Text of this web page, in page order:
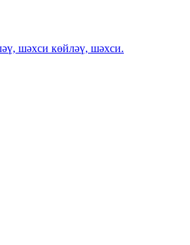
шәхси көйләү, шәхси.